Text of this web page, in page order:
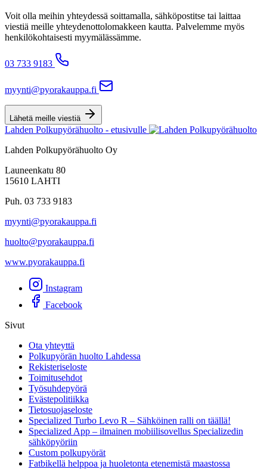
Voit olla meihin yhteydessä soittamalla, sähköpostitse tai laittaa
viestiä meille yhteydenottolomakkeen kautta. Palvelemme myös
henkilökohtaisesti myymälässämme.
03 733 9183
myynti@pyorakauppa.fi
Lähetä meille viestiä
Lahden Polkupyörähuolto - etusivulle
Lahden Polkupyörähuolto Oy
Launeenkatu 80
15610 LAHTI
Puh. 03 733 9183
myynti@pyorakauppa.fi
huolto@pyorakauppa.fi
www.pyorakauppa.fi
Instagram
Facebook
Sivut
Ota yhteyttä
Polkupyörän huolto Lahdessa
Rekisteriseloste
Toimitusehdot
Työsuhdepyörä
Evästepolitiikka
Tietosuojaseloste
Specialized Turbo Levo R – Sähköinen ralli on täällä!
Specialized App – ilmainen mobiilisovellus Specializedin
sähköpyöriin
Custom polkupyörät
Fatbikellä helppoa ja huoletonta etenemistä maastossa